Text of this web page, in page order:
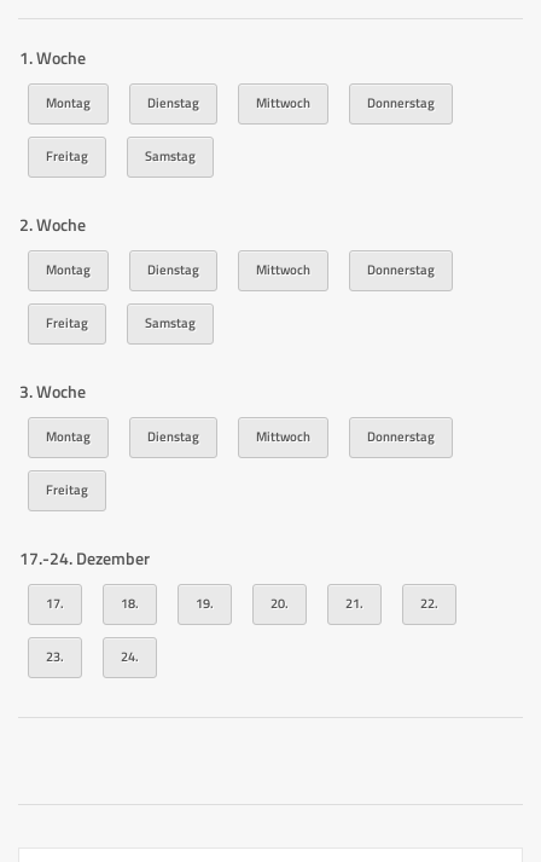
1. Woche
Montag Dienstag Mittwoch Donnerstag
Freitag Samstag
2. Woche
Montag Dienstag Mittwoch Donnerstag
Freitag Samstag
3. Woche
Montag Dienstag Mittwoch Donnerstag
Freitag
17.-24. Dezember
17. 18. 19. 20. 21. 22.
23. 24.